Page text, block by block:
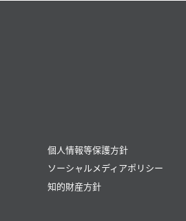
個人情報等保護方針
ソーシャルメディアポリシー
知的財産方針